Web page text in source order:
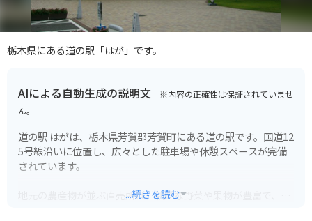
栃木県にある道の駅「はが」です。
AIによる自動生成の説明文 ※内容の正確性は保証されていませ
ん。
道の駅 はがは、栃木県芳賀郡芳賀町にある道の駅です。国道12
5号線沿いに位置し、広々とした駐車場や休憩スペースが完備
されています。
地元の農産物が並ぶ直売所は、新鮮な野菜や果物が豊富で、お
...続きを読む